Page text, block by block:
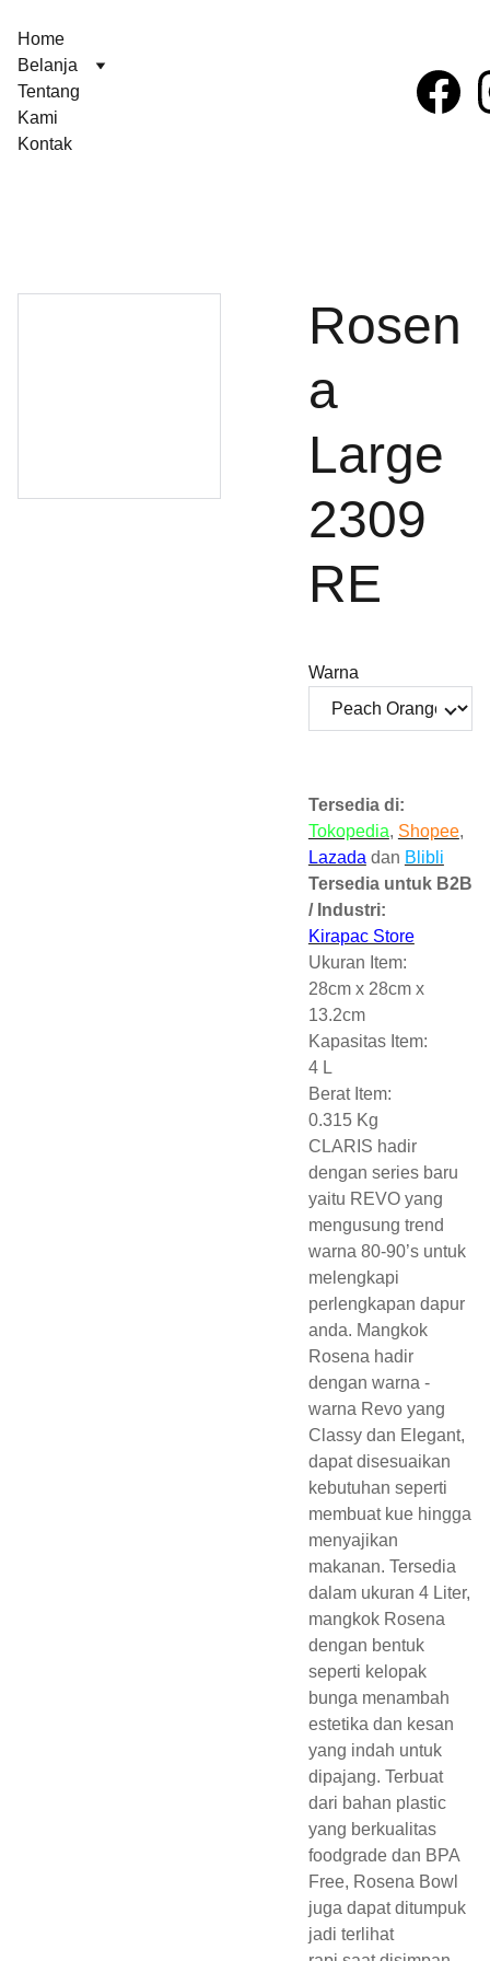
Home
Belanja
Tentang
Kami
Kontak
Rosen
a
Large
2309
RE
Warna
Tersedia di:
Tokopedia, Shopee,
Lazada dan Blibli
Tersedia untuk B2B
/ Industri:
Kirapac Store
Ukuran Item:
28cm x 28cm x
13.2cm
Kapasitas Item:
4 L
Berat Item:
0.315 Kg
CLARIS hadir
dengan series baru
yaitu REVO yang
mengusung trend
warna 80-90’s untuk
melengkapi
perlengkapan dapur
anda. Mangkok
Rosena hadir
dengan warna -
warna Revo yang
Classy dan Elegant,
dapat disesuaikan
kebutuhan seperti
membuat kue hingga
menyajikan
makanan. Tersedia
dalam ukuran 4 Liter,
mangkok Rosena
dengan bentuk
seperti kelopak
bunga menambah
estetika dan kesan
yang indah untuk
dipajang. Terbuat
dari bahan plastic
yang berkualitas
foodgrade dan BPA
Free, Rosena Bowl
juga dapat ditumpuk
jadi terlihat